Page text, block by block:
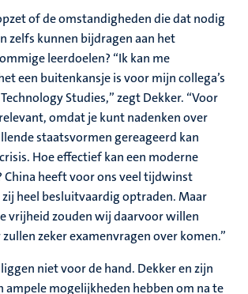
of de omstandigheden die dat nodig
zelfs kunnen bijdragen aan het
leerdoelen? “Ik kan me
een buitenkansje is voor mijn collega’s
Studies,” zegt Dekker. “Voor
omdat je kunt nadenken over
staatsvormen gereageerd kan
Hoe effectief kan een moderne
China heeft voor ons veel tijdwinst
heel besluitvaardig optraden. Maar
vrijheid zouden wij daarvoor willen
zeker examenvragen over komen.”
niet voor de hand. Dekker en zijn
ampele mogelijkheden hebben om na te